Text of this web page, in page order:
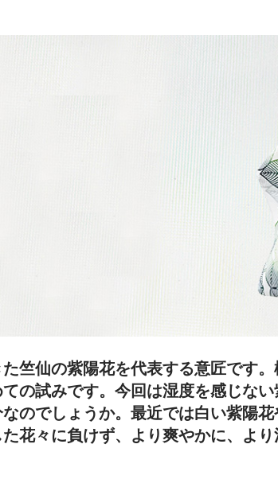
竺仙の紫陽花を代表する意匠です
の試みです。今回は湿度を感じな
のでしょうか。最近では白い紫陽
花々に負けず、より爽やかに、よ